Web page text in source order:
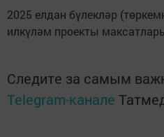
2025 елдан бүлекләр
илкүләм проекты
Следите за самым
Telegram-канале